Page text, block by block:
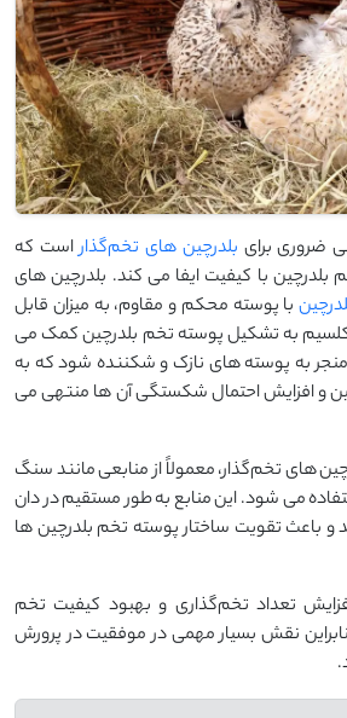
ضروری برای بلدرچین ‌های تخم‌گذاراست که
با کیفیت ایفا می ‌کند. بلدرچین ‌های
با پوسته محکم و مقاوم، به میزان قابل
کلسیم به تشکیل پوسته تخم بلدرچین کمک می
به پوسته ‌های نازک و شکننده شود که به
و افزایش احتمال شکستگی آن‌ ها منتهی می
‌های تخم‌گذار، معمولاً از منابعی مانند سنگ
می ‌شود. این منابع به ‌طور مستقیم در دان
و باعث تقویت ساختار پوسته تخم‌ بلدرچین ‌ها
تعداد تخم‌گذاری و بهبود کیفیت تخم
نقش بسیار مهمی در موفقیت در پرورش